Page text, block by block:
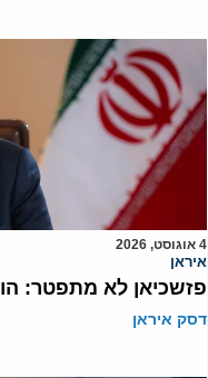
4 אוגוסט, 2026
איראן
פזשכיאן לא מתפטר:
דסק איראן